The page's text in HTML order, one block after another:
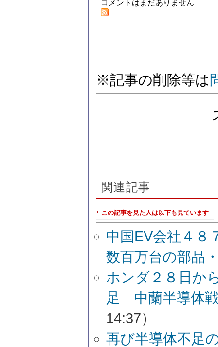
コメントはまだありません
※記事の削除等は
関連記事
この記事を見た人は以下も見ています
中国EV会社４
数百万台の部品
ホンダ２８日か
足 中蘭半導体
14:37）
再び半導体不足